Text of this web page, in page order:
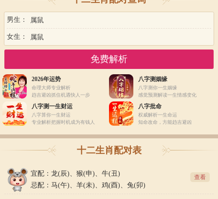
男生：
女生：
2026年运势
命理大师专业解析
趋吉避凶抓住机遇快人一步
八字测姻缘
八字测你一生姻缘
感觉预测解读一生情感变化
八字测一生财运
八字算你一生财运
专业解析把握时机成为有钱人
八字批命
权威解析一生命运
知命改命，方能趋吉避凶
十二生肖配对表
宜配：龙(辰)、猴(申)、牛(丑)
忌配：马(午)、羊(未)、鸡(酉)、兔(卯)
查看